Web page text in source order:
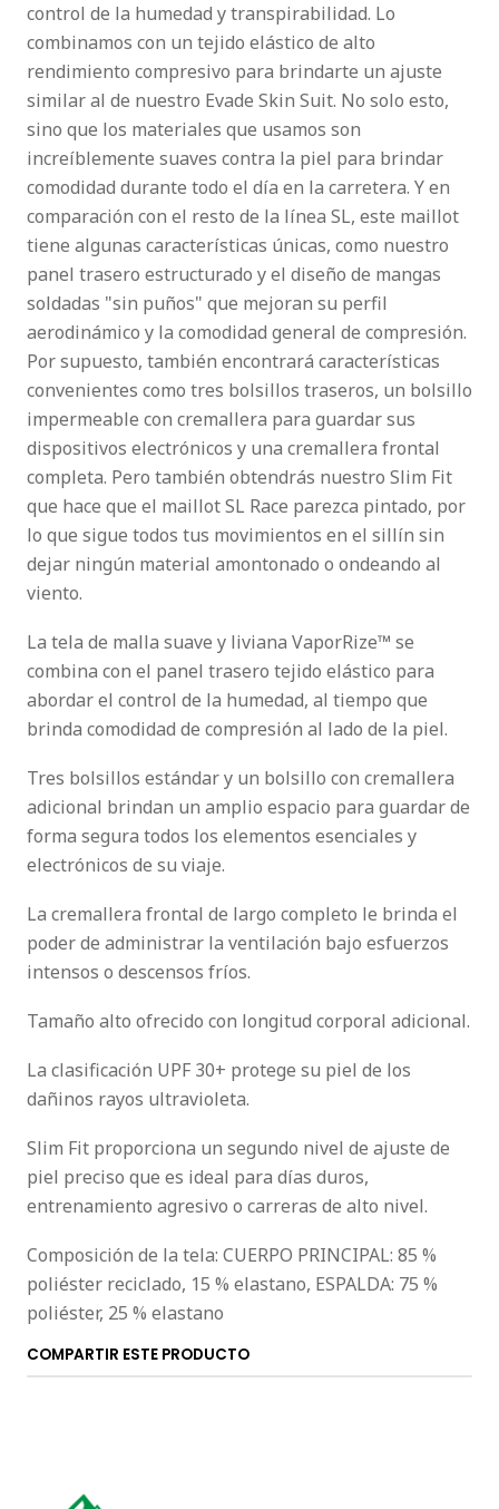
control de la humedad y transpirabilidad. Lo
combinamos con un tejido elástico de alto
rendimiento compresivo para brindarte un ajuste
similar al de nuestro Evade Skin Suit. No solo esto,
sino que los materiales que usamos son
increíblemente suaves contra la piel para brindar
comodidad durante todo el día en la carretera. Y en
comparación con el resto de la línea SL, este maillot
tiene algunas características únicas, como nuestro
panel trasero estructurado y el diseño de mangas
soldadas "sin puños" que mejoran su perfil
aerodinámico y la comodidad general de compresión.
Por supuesto, también encontrará características
convenientes como tres bolsillos traseros, un bolsillo
impermeable con cremallera para guardar sus
dispositivos electrónicos y una cremallera frontal
completa. Pero también obtendrás nuestro Slim Fit
que hace que el maillot SL Race parezca pintado, por
lo que sigue todos tus movimientos en el sillín sin
dejar ningún material amontonado o ondeando al
viento.
La tela de malla suave y liviana VaporRize™ se
combina con el panel trasero tejido elástico para
abordar el control de la humedad, al tiempo que
brinda comodidad de compresión al lado de la piel.
Tres bolsillos estándar y un bolsillo con cremallera
adicional brindan un amplio espacio para guardar de
forma segura todos los elementos esenciales y
electrónicos de su viaje.
La cremallera frontal de largo completo le brinda el
poder de administrar la ventilación bajo esfuerzos
intensos o descensos fríos.
Tamaño alto ofrecido con longitud corporal adicional.
La clasificación UPF 30+ protege su piel de los
dañinos rayos ultravioleta.
Slim Fit proporciona un segundo nivel de ajuste de
piel preciso que es ideal para días duros,
entrenamiento agresivo o carreras de alto nivel.
Composición de la tela: CUERPO PRINCIPAL: 85 %
poliéster reciclado, 15 % elastano, ESPALDA: 75 %
poliéster, 25 % elastano
COMPARTIR ESTE PRODUCTO